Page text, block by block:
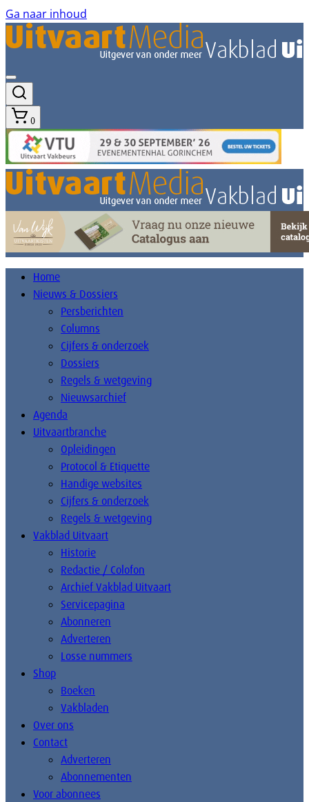
Ga naar inhoud
0
Home
Nieuws & Dossiers
Persberichten
Columns
Cijfers & onderzoek
Dossiers
Regels & wetgeving
Nieuwsarchief
Agenda
Uitvaartbranche
Opleidingen
Protocol & Etiquette
Handige websites
Cijfers & onderzoek
Regels & wetgeving
Vakblad Uitvaart
Historie
Redactie / Colofon
Archief Vakblad Uitvaart
Servicepagina
Abonneren
Adverteren
Losse nummers
Shop
Boeken
Vakbladen
Over ons
Contact
Adverteren
Abonnementen
Voor abonnees